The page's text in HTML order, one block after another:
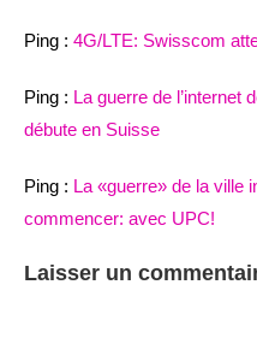
Ping : 4G/LTE: Swisscom
Ping : La guerre de l’internet
débute en Suisse
Ping : La «guerre» de la ville
commencer: avec UPC!
Laisser un